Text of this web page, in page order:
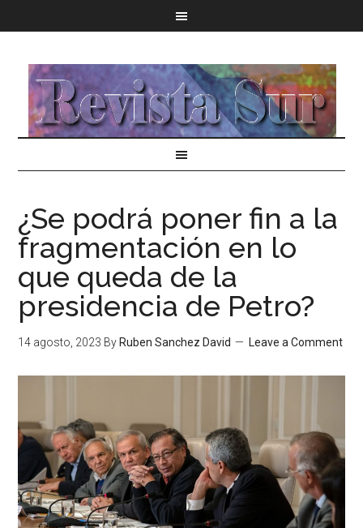
¿Se podrá poner fin a la
fragmentación en lo
que queda de la
presidencia de Petro?
14 agosto, 2023 By Ruben Sanchez David Leave a Comment